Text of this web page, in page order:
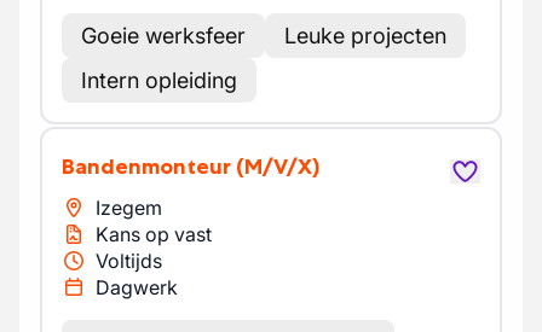
Goeie werksfeer
Leuke projecten
Intern opleiding
Bandenmonteur (M/V/X)
Izegem
Kans op vast
Voltijds
Dagwerk